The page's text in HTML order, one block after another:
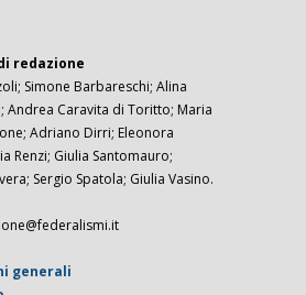
redazione
Simone Barbareschi; Alina
Andrea Caravita di Toritto; Maria
Adriano Dirri; Eleonora
Renzi; Giulia Santomauro;
Sergio Spatola; Giulia Vasino.
generali